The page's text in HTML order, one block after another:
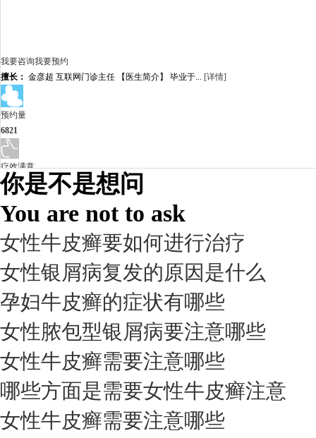
我要咨询我要预约
擅长： 金彦超 互联网门诊主任 【医生简介】 毕业于... [详情]
预约量
6821
疗效满意
98%
我要咨询我要预约
擅长： 杨成平 互联网门诊主任【医生简介】 毕业于长江...[详情]
预约量
6821
你是不是想问
You are not to ask
女性牛皮癣要如何进行治疗
女性银屑病复发的原因是什么
孕妇牛皮癣的症状有哪些
女性脓包型银屑病要注意哪些
女性牛皮癣需要注意哪些
哪些方面是需要女性牛皮癣注意
女性牛皮癣需要注意哪些